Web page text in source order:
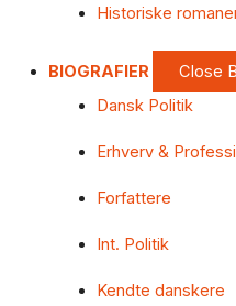
Historiske
BIOGRAFIER Close
Dansk Politik
Erhverv &
Forfattere
Int. Politik
Kendte danskere